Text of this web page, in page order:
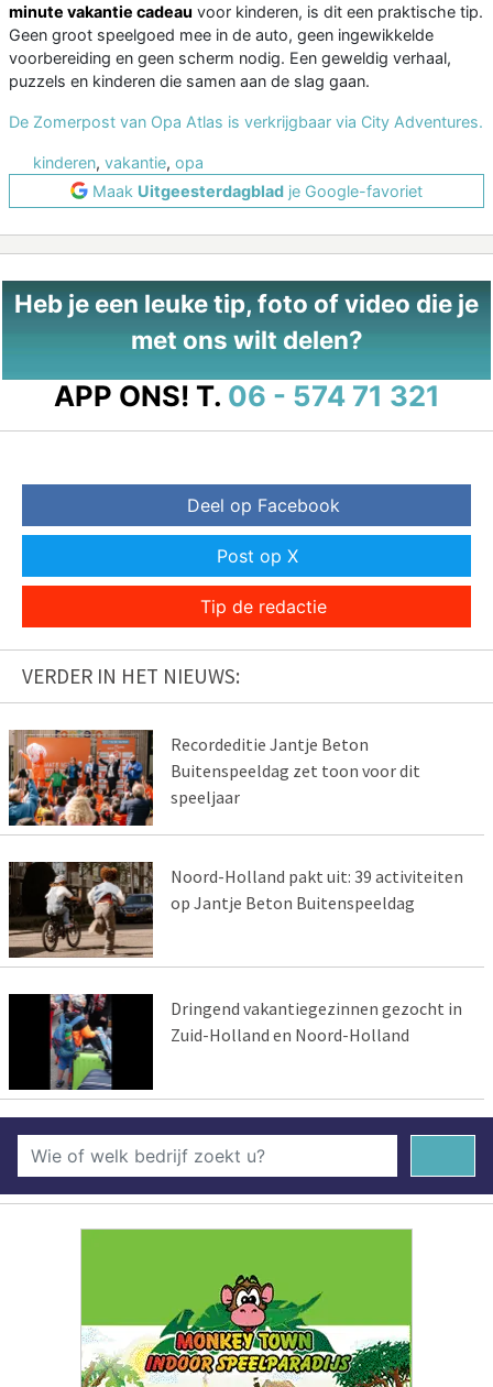
minute vakantie cadeau voor kinderen, is dit een praktische tip.
Geen groot speelgoed mee in de auto, geen ingewikkelde
voorbereiding en geen scherm nodig. Een geweldig verhaal,
puzzels en kinderen die samen aan de slag gaan.
De Zomerpost van Opa Atlas is verkrijgbaar via City Adventures.
kinderen, vakantie, opa
Maak Uitgeesterdagblad je Google-favoriet
Heb je een leuke tip, foto of video die je
met ons wilt delen?
APP ONS! T. 06 - 574 71 321
Deel op Facebook
Post op X
Tip de redactie
VERDER IN HET NIEUWS:
Recordeditie Jantje Beton
Buitenspeeldag zet toon voor dit
speeljaar
Noord-Holland pakt uit: 39 activiteiten
op Jantje Beton Buitenspeeldag
Dringend vakantiegezinnen gezocht in
Zuid-Holland en Noord-Holland